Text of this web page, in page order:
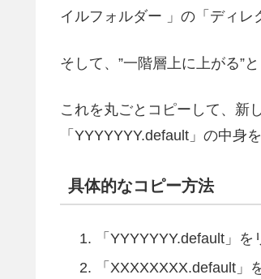
イルフォルダー 」の「ディレ
そして、”一階層上に上がる”
これを丸ごとコピーして、新
「YYYYYYY.default」の中身
具体的なコピー方法
「YYYYYYY.default」
「XXXXXXXX.default